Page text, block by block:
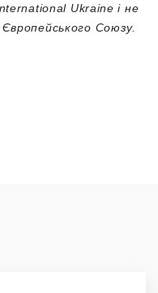
Ukraine і не
Європейського Союзу.